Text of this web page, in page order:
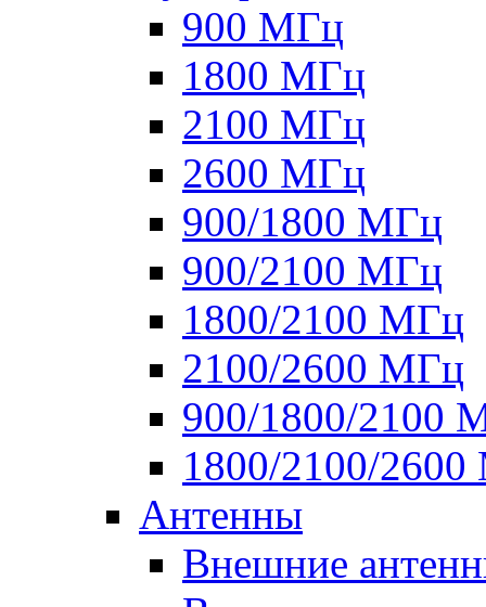
900 МГц
1800 МГц
2100 МГц
2600 МГц
900/1800 МГц
900/2100 МГц
1800/2100 МГц
2100/2600 МГц
900/1800/2100
1800/2100/
Антенны
Внешние